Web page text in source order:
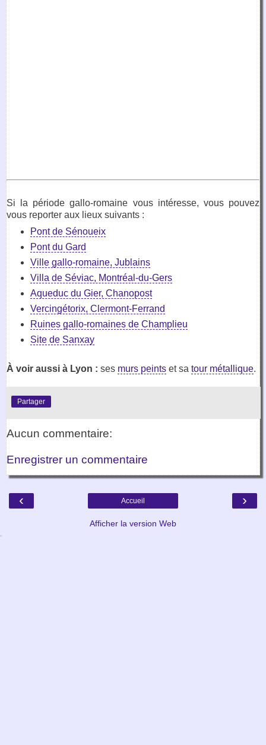
Si la période gallo-romaine vous intéresse, vous pouvez
vous reporter aux lieux suivants :
Pont de Sénoueix
Pont du Gard
Ville gallo-romaine, Jublains
Villa de Séviac, Montréal-du-Gers
Aqueduc du Gier, Chanopost
Vercingétorix, Clermont-Ferrand
Ruines gallo-romaines de Champlieu
Site de Sanxay
À voir aussi à Lyon : ses murs peints et sa tour métallique.
Partager
Aucun commentaire:
Enregistrer un commentaire
‹ ›
Accueil
Afficher la version Web